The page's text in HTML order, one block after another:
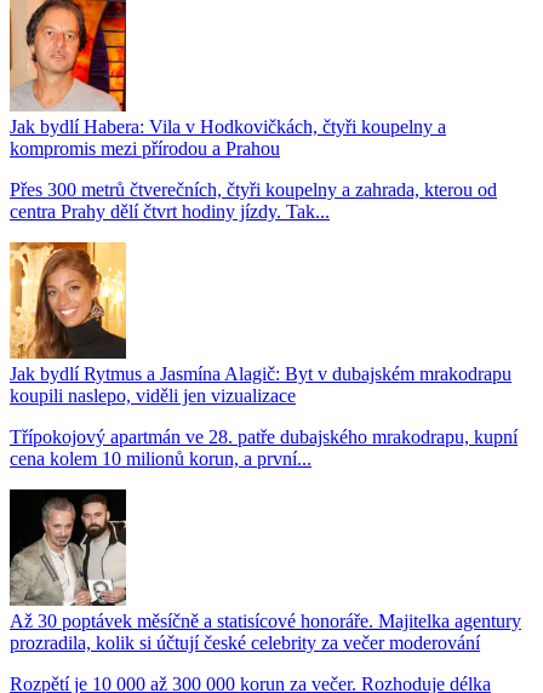
Jak bydlí Habera: Vila v Hodkovičkách, čtyři koupelny a
kompromis mezi přírodou a Prahou
Přes 300 metrů čtverečních, čtyři koupelny a zahrada, kterou od
centra Prahy dělí čtvrt hodiny jízdy. Tak...
Jak bydlí Rytmus a Jasmína Alagič: Byt v dubajském mrakodrapu
koupili naslepo, viděli jen vizualizace
Třípokojový apartmán ve 28. patře dubajského mrakodrapu, kupní
cena kolem 10 milionů korun, a první...
Až 30 poptávek měsíčně a statisícové honoráře. Majitelka agentury
prozradila, kolik si účtují české celebrity za večer moderování
Rozpětí je 10 000 až 300 000 korun za večer. Rozhoduje délka